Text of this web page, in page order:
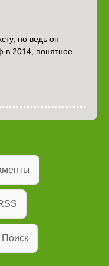
но ведь он
2014, понятное
Поиск